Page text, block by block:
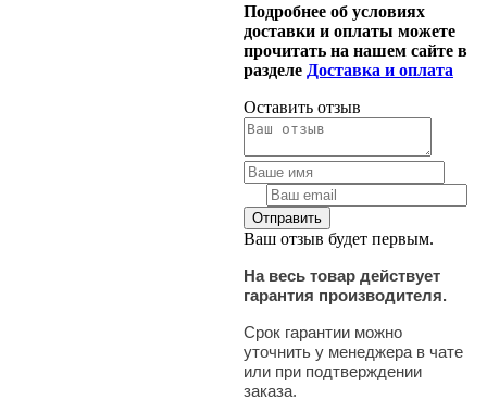
Подробнее об условиях
доставки и оплаты можете
прочитать на нашем сайте в
разделе Доставка и оплата
Оставить отзыв
Ваш отзыв будет первым.
На весь товар действует
гарантия производителя.
Срок гарантии можно
уточнить у менеджера в чате
или при подтверждении
заказа.